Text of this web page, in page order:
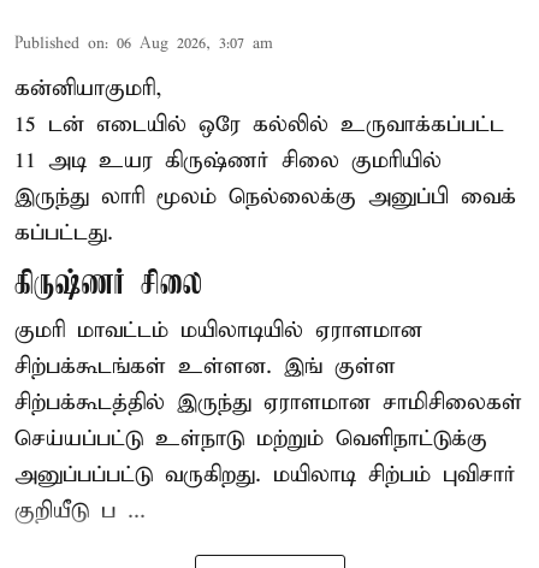
Published on: 06 Aug 2026, 3:07 am
கன்னியாகுமரி,
15 டன் எடையில் ஒரே கல்லில் உருவாக்கப்பட்ட
11 அடி உயர கிருஷ்ணர் சிலை குமரியில்
இருந்து லாரி மூலம் நெல்லைக்கு அனுப்பி வைக்
கப்பட்டது.
கிருஷ்ணர் சிலை
குமரி மாவட்டம் மயிலாடியில் ஏராளமான
சிற்பக்கூடங்கள் உள்ளன. இங் குள்ள
சிற்பக்கூடத்தில் இருந்து ஏராளமான சாமிசிலைகள்
செய்யப்பட்டு உள்நாடு மற்றும் வெளிநாட்டுக்கு
அனுப்பப்பட்டு வருகிறது. மயிலாடி சிற்பம் புவிசார்
குறியீடு ப ...